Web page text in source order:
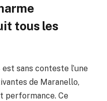
tous les
sans conteste l’une
de Maranello,
performance. Ce